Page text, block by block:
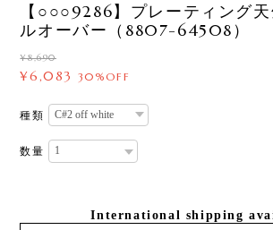
【○○○9286】プレーティング
ルオーバー（8807-64508）
¥8,690
¥6,083 30%OFF
種類
数量
International shipping